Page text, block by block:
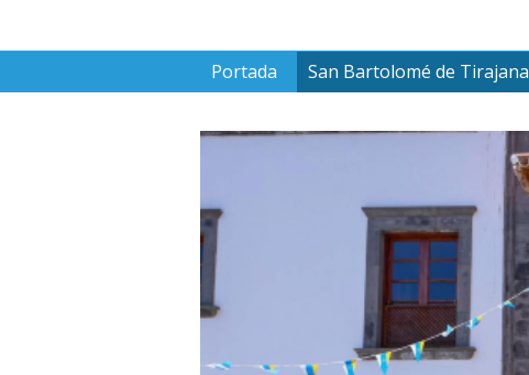
Portada San Bartolomé de Tirajana